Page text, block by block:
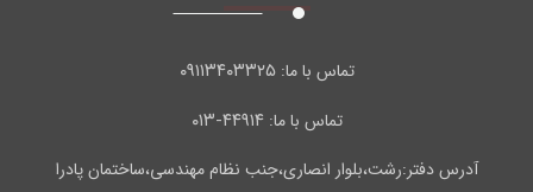
تماس با ما:۰۹۱۱۳۴۰۳۳۲۵
تماس با ما: ۴۴۹۱۴-۰۱۳
آدرس دفتر:رشت،بلوار انصاری،جنب نظام مهندسی،ساختمان پادرا